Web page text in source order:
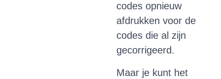
codes opnieuw
afdrukken voor de
codes die al zijn
gecorrigeerd.
Maar je kunt het